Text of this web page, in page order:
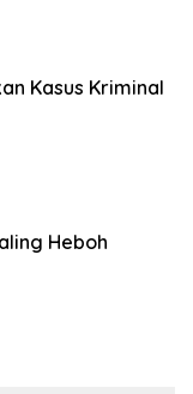
Kasus Kriminal
Heboh